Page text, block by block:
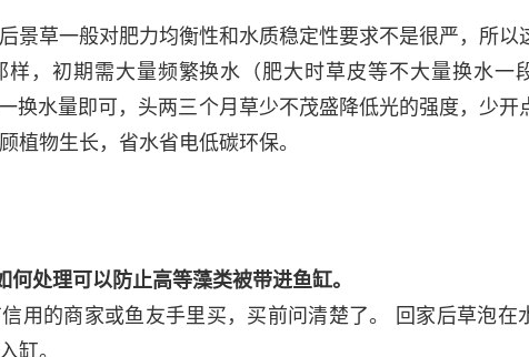
景草一般对肥力均衡性和水质稳定性要求不是很严，所以
样，初期需大量频繁换水（肥大时草皮等不大量换水一
换水量即可，头两三个月草少不茂盛降低光的强度，少开
植物生长，省水省电低碳环保。
处理可以防止高等藻类被带进鱼缸。
用的商家或鱼友手里买，买前问清楚了。 回家后草泡在
缸。